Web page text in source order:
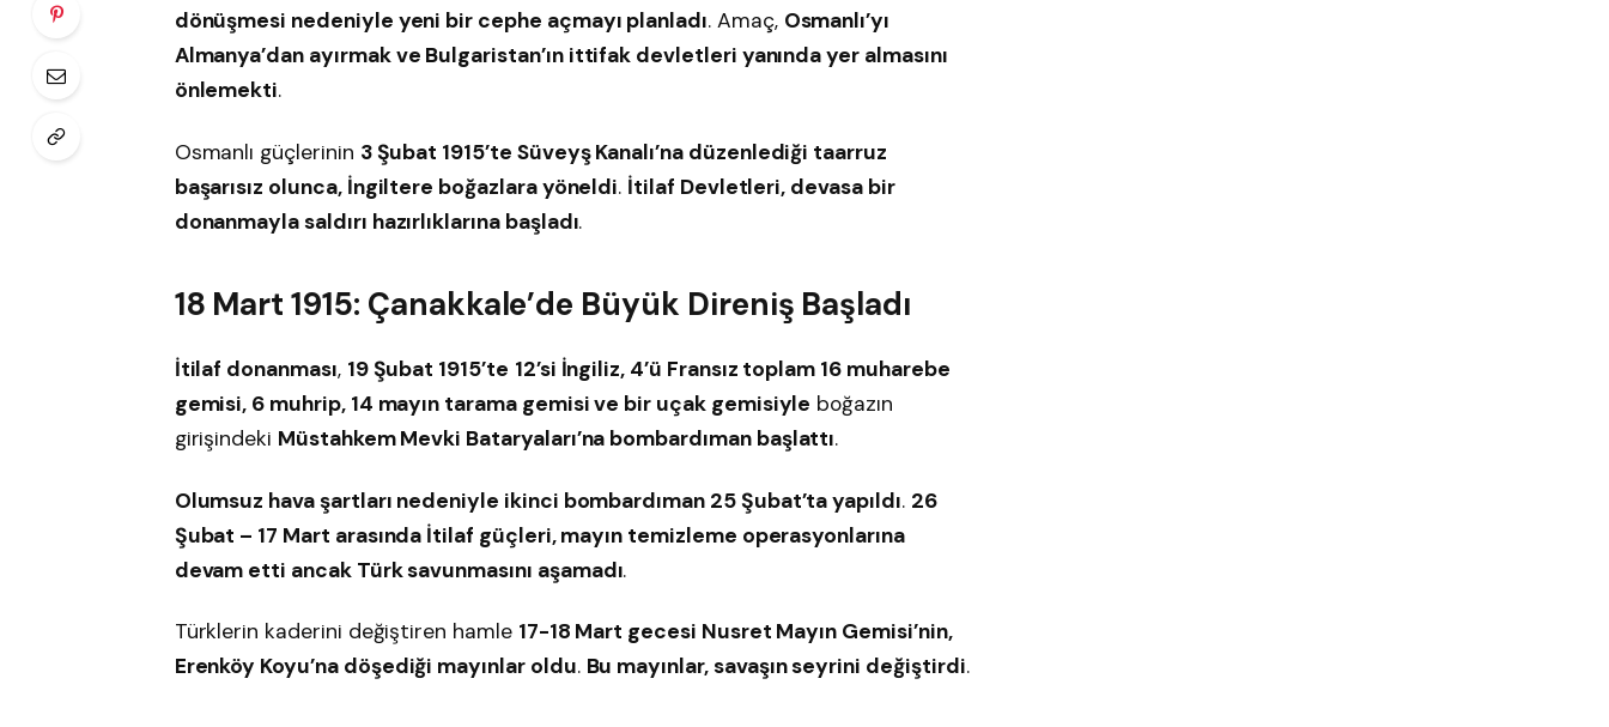
dönüşmesi nedeniyle yeni bir cephe açmayı planladı. Amaç, Osmanlı’yı
Almanya’dan ayırmak ve Bulgaristan’ın ittifak devletleri yanında yer almasını
önlemekti.
Osmanlı güçlerinin 3 Şubat 1915’te Süveyş Kanalı’na düzenlediği taarruz
başarısız olunca, İngiltere boğazlara yöneldi. İtilaf Devletleri, devasa bir
donanmayla saldırı hazırlıklarına başladı.
18 Mart 1915: Çanakkale’de Büyük Direniş Başladı
İtilaf donanması, 19 Şubat 1915’te 12’si İngiliz, 4’ü Fransız toplam 16 muharebe
gemisi, 6 muhrip, 14 mayın tarama gemisi ve bir uçak gemisiyle boğazın
girişindeki Müstahkem Mevki Bataryaları’na bombardıman başlattı.
Olumsuz hava şartları nedeniyle ikinci bombardıman 25 Şubat’ta yapıldı. 26
Şubat – 17 Mart arasında İtilaf güçleri, mayın temizleme operasyonlarına
devam etti ancak Türk savunmasını aşamadı.
Türklerin kaderini değiştiren hamle 17-18 Mart gecesi Nusret Mayın Gemisi’nin,
Erenköy Koyu’na döşediği mayınlar oldu. Bu mayınlar, savaşın seyrini değiştirdi.